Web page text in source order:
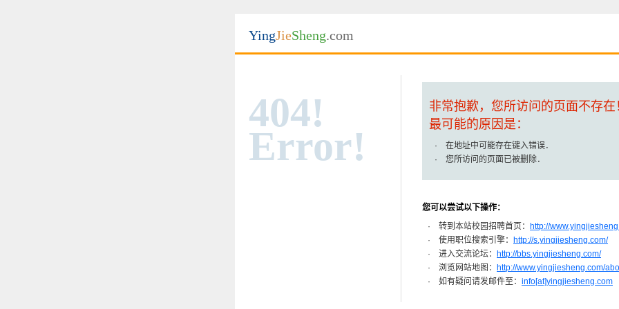
YingJieSheng.com
404!
Error!
非常抱歉，您所访问的页面不存在
最可能的原因是：
· 在地址中可能存在键入错误．
· 您所访问的页面已被删除．
您可以尝试以下操作：
· 转到本站校园招聘首页： http://
· 使用职位搜索引擎： http://s.yingjiesheng.com/
· 进入交流论坛： http://bbs.yingjiesheng.com/
· 浏览网站地图： http://www.yingjiesheng.com/
· 如有疑问请发邮件至： info[at]yingjiesheng.com